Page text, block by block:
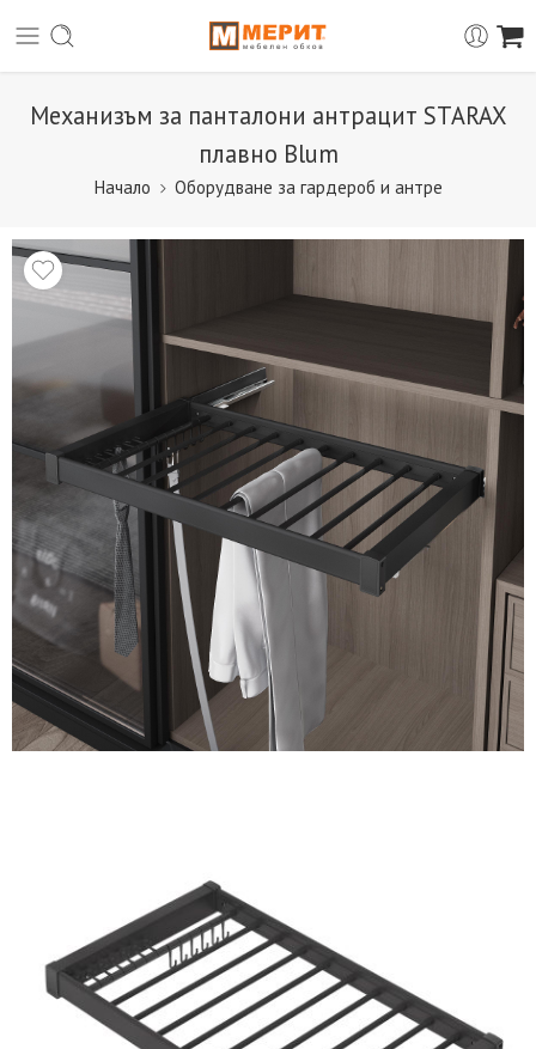
Механизъм за панталони антрацит STARAX
плавно Blum
Начало Оборудване за гардероб и антре